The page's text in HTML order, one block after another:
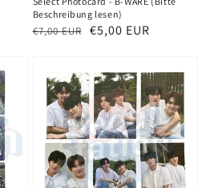
Beschreibung lesen)
Normaler
€7,00 EUR
Verkaufspreis€5,00 EUR